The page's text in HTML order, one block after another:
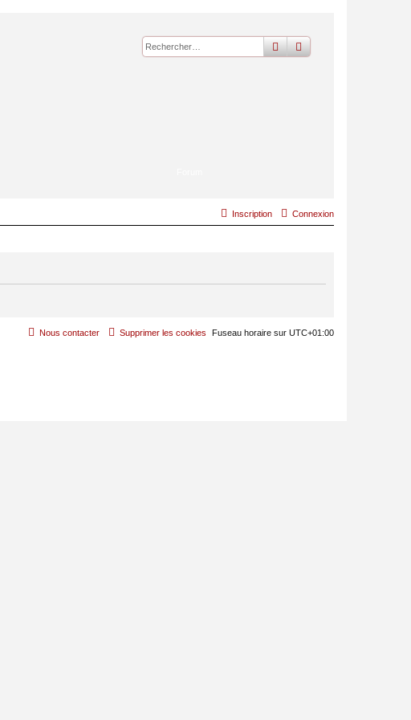
rechercher
recherche
Connexion
Inscription
Fuseau horaire sur UTC+01:00
Supprimer les cookies
Nous contacter